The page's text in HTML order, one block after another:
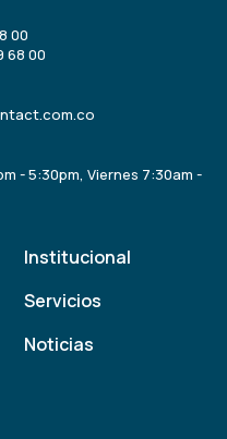
00
68 00
- 5:30pm, Viernes 7:30am -
Institucional
Servicios
Noticias